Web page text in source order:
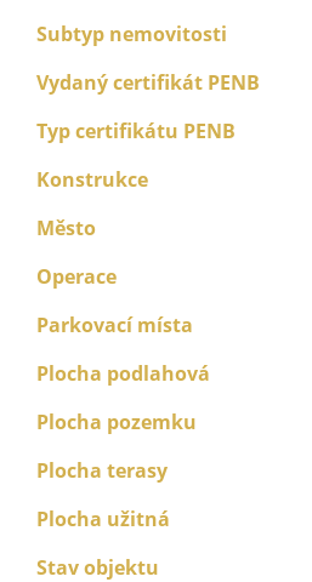
Subtyp nemovitosti
Vydaný certifikát PENB
Typ certifikátu PENB
Konstrukce
Město
Operace
Parkovací místa
Plocha podlahová
Plocha pozemku
Plocha terasy
Plocha užitná
Stav objektu